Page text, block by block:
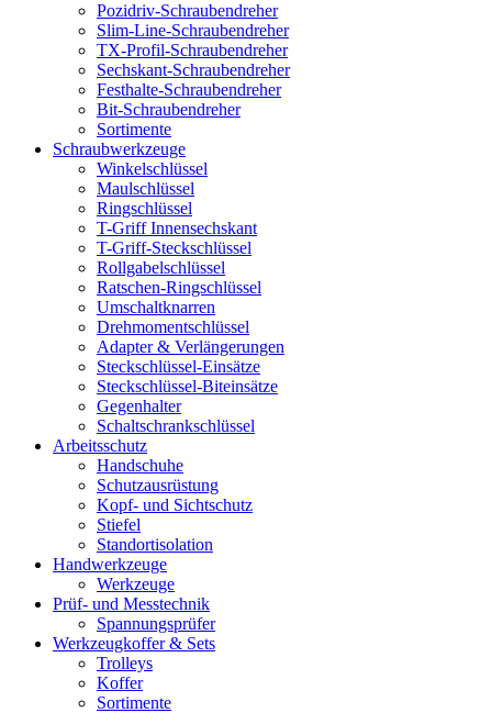
Pozidriv-Schraubendreher
Slim-Line-Schraubendreher
TX-Profil-Schraubendreher
Sechskant-Schraubendreher
Festhalte-Schraubendreher
Bit-Schraubendreher
Sortimente
Schraubwerkzeuge
Winkelschlüssel
Maulschlüssel
Ringschlüssel
T-Griff Innensechskant
T-Griff-Steckschlüssel
Rollgabelschlüssel
Ratschen-Ringschlüssel
Umschaltknarren
Drehmomentschlüssel
Adapter & Verlängerungen
Steckschlüssel-Einsätze
Steckschlüssel-Biteinsätze
Gegenhalter
Schaltschrankschlüssel
Arbeitsschutz
Handschuhe
Schutzausrüstung
Kopf- und Sichtschutz
Stiefel
Standortisolation
Handwerkzeuge
Werkzeuge
Prüf- und Messtechnik
Spannungsprüfer
Werkzeugkoffer & Sets
Trolleys
Koffer
Sortimente